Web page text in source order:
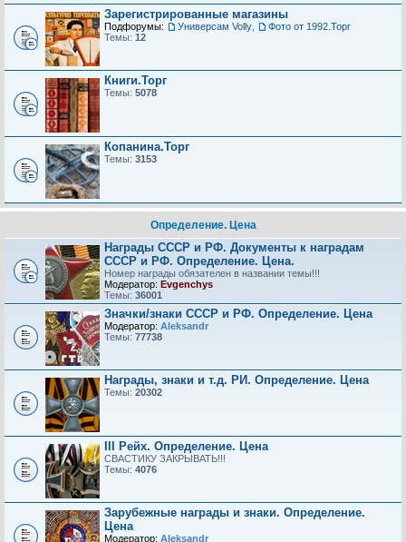
Зарегистрированные магазины
Подфорумы: Универсам Volly
Фото от 1992.Торг
Темы: 12
Книги.Торг
Темы: 5078
Копанина.Торг
Темы: 3153
Определение. Цена
Награды СССР и РФ. Документы к наградам
СССР и РФ. Определение. Цена.
Номер награды обязателен в названии темы!!!
Модератор: Evgenchys
Темы: 36001
Значки/знаки СССР и РФ. Определение. Цена
Модератор: Aleksandr
Темы: 77738
Награды, знаки и т.д. РИ. Определение. Цена
Темы: 20302
III Рейх. Определение. Цена
СВАСТИКУ ЗАКРЫВАТЬ!!!
Темы: 4076
Зарубежные награды и знаки. Определение.
Цена
Модератор: Aleksandr